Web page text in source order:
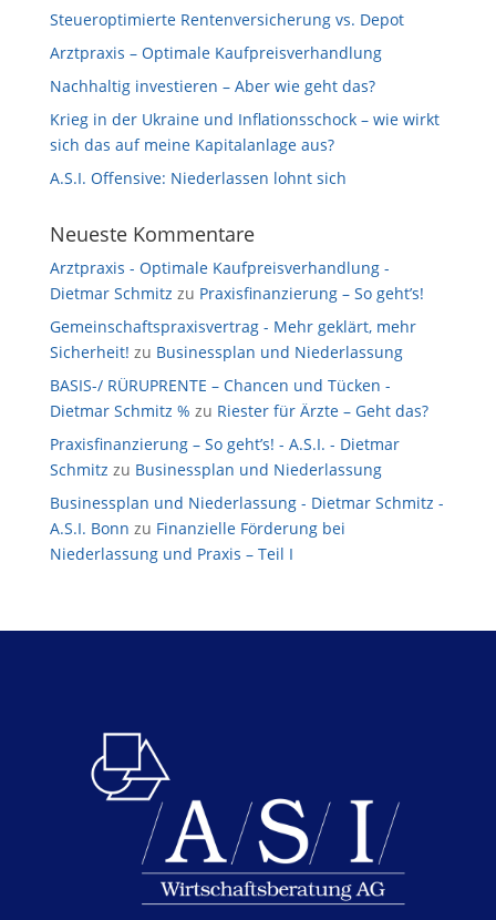
Steueroptimierte Rentenversicherung vs. Depot
Arztpraxis – Optimale Kaufpreisverhandlung
Nachhaltig investieren – Aber wie geht das?
Krieg in der Ukraine und Inflationsschock – wie wirkt
sich das auf meine Kapitalanlage aus?
A.S.I. Offensive: Niederlassen lohnt sich
Neueste Kommentare
Arztpraxis - Optimale Kaufpreisverhandlung -
Dietmar Schmitz zu Praxisfinanzierung – So geht’s!
Gemeinschaftspraxisvertrag - Mehr geklärt, mehr
Sicherheit! zu Businessplan und Niederlassung
BASIS-/ RÜRUPRENTE – Chancen und Tücken -
Dietmar Schmitz % zu Riester für Ärzte – Geht das?
Praxisfinanzierung – So geht’s! - A.S.I. - Dietmar
Schmitz zu Businessplan und Niederlassung
Businessplan und Niederlassung - Dietmar Schmitz -
A.S.I. Bonn zu Finanzielle Förderung bei
Niederlassung und Praxis – Teil I